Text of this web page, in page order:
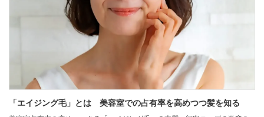
「エイジング毛」とは 美容室での占有率を高めつつ髪を知る